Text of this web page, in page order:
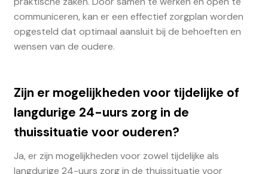
communiceren, kan er een effectief zorgplan worden
opgesteld dat optimaal aansluit bij de behoeften en
wensen van de oudere.
Zijn er mogelijkheden voor tijdelijke of
langdurige 24-uurs zorg in de
thuissituatie voor ouderen?
Ja, er zijn mogelijkheden voor zowel tijdelijke als
langdurige 24-uurs zorg in de thuissituatie voor